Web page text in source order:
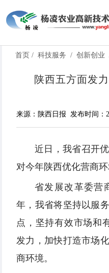
首页 / 科技服务 / 创新创业
陕西五方面发
来源：陕西日报 发布时间：
近日，我省召开
对今年陕西优化营商
省发展改革委营
年，我省将坚持以服
点，坚持有效市场和
发力，加快打造市场
商环境。